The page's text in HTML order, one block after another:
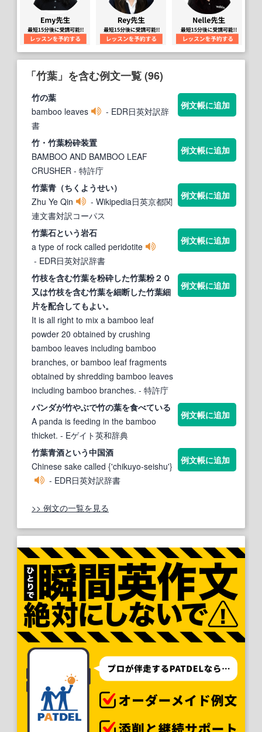
「竹葉」を含む例文一覧 (96)
竹の葉
bamboo leaves
- EDR日英対訳辞
書
例文帳に追加
竹 ・ 竹葉粉砕装置
BAMBOO AND BAMBOO LEAF
CRUSHER - 特許庁
例文帳に追加
竹葉青（ちくようせい）
Zhu Ye Qin
- Wikipedia日英京都関
連文書対訳コーパス
例文帳に追加
竹葉石という岩石
a type of rock called peridotite
- EDR日英対訳辞書
例文帳に追加
竹枝を含む竹葉を粉砕した竹葉粉２０
又は竹枝を含む竹葉を細断した竹葉細
片を配合してもよい。
It is all right to mix a bamboo leaf
powder 20 obtained by crushing
bamboo leaves including bamboo
branches, or bamboo leaf fragments
obtained by shredding bamboo leaves
including bamboo branches. - 特許庁
例文帳に追加
パンダが竹やぶで竹の葉を食べている
A panda is feeding in the bamboo
thicket. - Eゲイト英和辞典
例文帳に追加
竹葉青酒という中国酒
Chinese sake called {'chikuyo-seishu'}
- EDR日英対訳辞書
例文帳に追加
>> 例文の一覧を見る